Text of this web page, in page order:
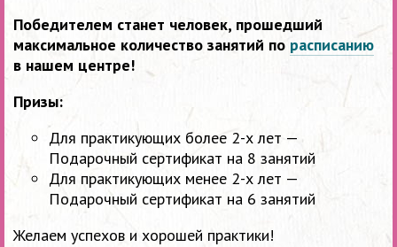
Победителем станет человек, прошедший
максимальное количество занятий по расписанию
в нашем центре!
Призы:
Для практикующих более 2-х лет —
Подарочный сертификат на 8 занятий
Для практикующих менее 2-х лет —
Подарочный сертификат на 6 занятий
Желаем успехов и хорошей практики!